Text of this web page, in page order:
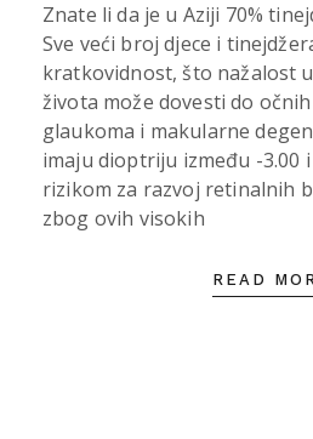
Znate li da je u Aziji 70%
Sve veći broj djece i
kratkovidnost, što nažalost
života može dovesti do
glaukoma i makularne
imaju dioptriju između -3.00
rizikom za razvoj retinalnih
zbog ovih visokih
READ